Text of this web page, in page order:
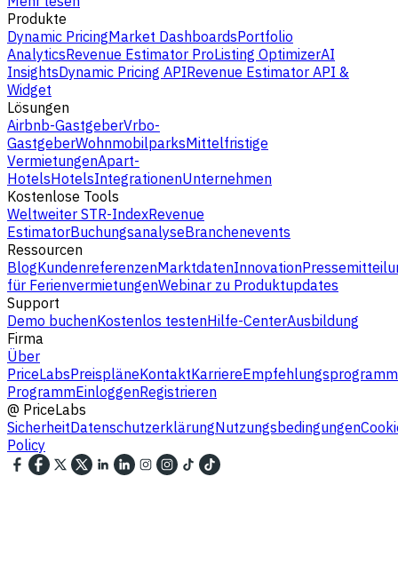
Produkte
Dynamic PricingMarket DashboardsPortfolio
AnalyticsRevenue Estimator ProListing OptimizerAI
InsightsDynamic Pricing APIRevenue Estimator API &
Widget
Lösungen
Airbnb-GastgeberVrbo-
GastgeberWohnmobilparksMittelfristige
VermietungenApart-
HotelsHotelsIntegrationenUnternehmen
Kostenlose Tools
Weltweiter STR-IndexRevenue
EstimatorBuchungsanalyseBranchenevents
Ressourcen
BlogKundenreferenzenMarktdatenInnovation
für FerienvermietungenWebinar zu Produktupdates
Support
Demo buchenKostenlos testenHilfe-CenterAusbildung
Firma
Über
PriceLabsPreispläneKontaktKarriereEmpfehlungsprogramm
ProgrammEinloggenRegistrieren
@ PriceLabs
SicherheitDatenschutzerklärungNutzungsbedingungen
Policy